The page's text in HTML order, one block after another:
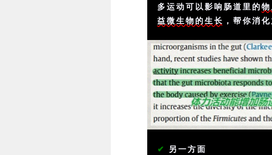
多运动可以影响肠道里的
益微生物的生长 ，帮你消化
✔ 另一方面